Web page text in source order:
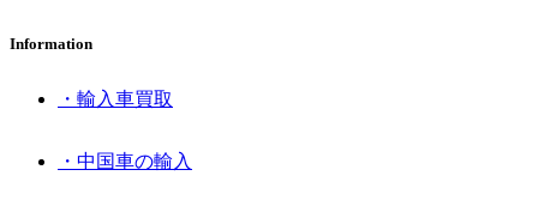
Information
・輸入車買取
・中国車の輸入